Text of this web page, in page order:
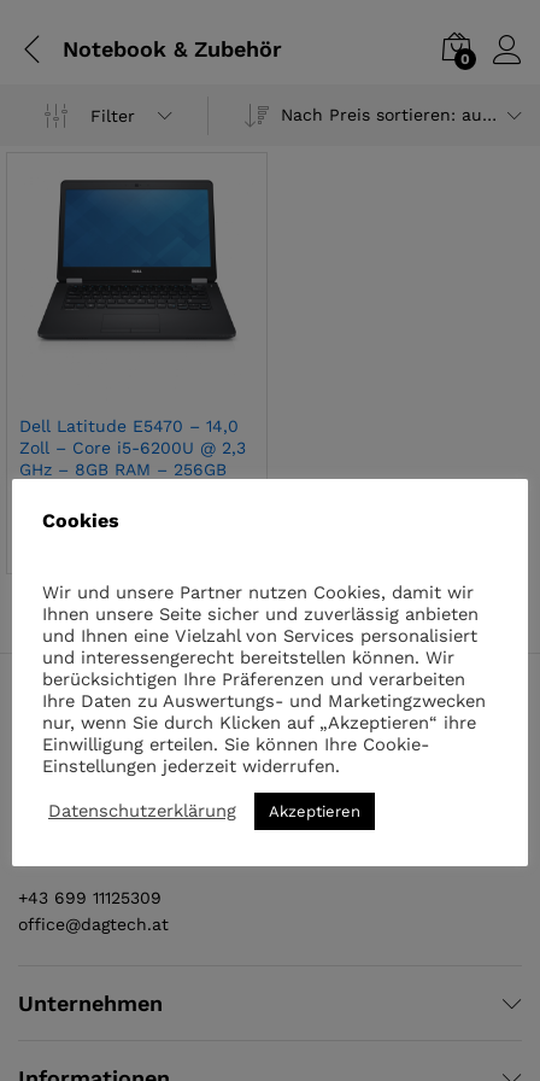
Notebook & Zubehör 0
Filter Nach Preis sortieren: aufsteigend
Dell Latitude E5470 – 14,0
Zoll – Core i5-6200U @ 2,3
GHz – 8GB RAM – 256GB
Webcam – Win10Home
Quellenstraße 169
+43 699 11125309
office@dagtech.at
Unternehmen
Cookies
Wir und unsere Partner nutzen Cookies, damit wir
Ihnen unsere Seite sicher und zuverlässig anbieten
und Ihnen eine Vielzahl von Services personalisiert
und interessengerecht bereitstellen können. Wir
berücksichtigen Ihre Präferenzen und verarbeiten
Ihre Daten zu Auswertungs- und Marketingzwecken
nur, wenn Sie durch Klicken auf „Akzeptieren“ ihre
Einwilligung erteilen. Sie können Ihre Cookie-
Einstellungen jederzeit widerrufen.
Datenschutzerklärung Akzeptieren